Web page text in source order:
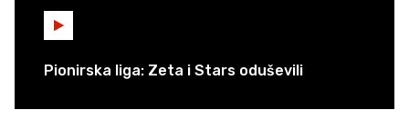
Pionirska liga: Zeta i Stars oduševili